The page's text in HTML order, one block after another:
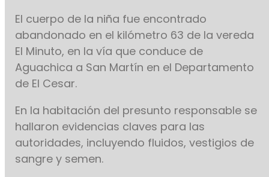
El cuerpo de la niña fue encontrado
abandonado en el kilómetro 63 de la vereda
El Minuto, en la vía que conduce de
Aguachica a San Martín en el Departamento
de El Cesar.
En la habitación del presunto responsable se
hallaron evidencias claves para las
autoridades, incluyendo fluidos, vestigios de
sangre y semen.